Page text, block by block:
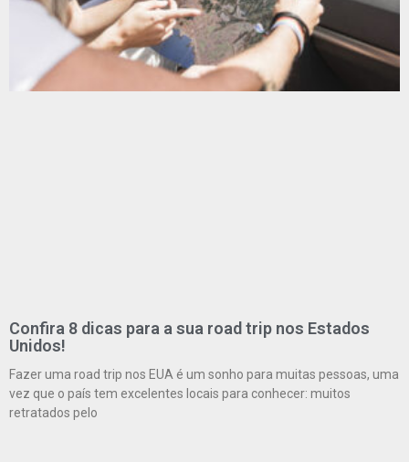
Confira 8 dicas para a sua road trip nos Estados
Unidos!
Fazer uma road trip nos EUA é um sonho para muitas pessoas, uma
vez que o país tem excelentes locais para conhecer: muitos
retratados pelo